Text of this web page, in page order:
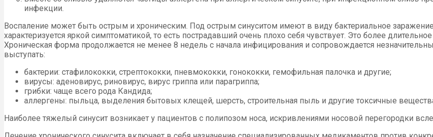
инфекции.
Воспаление может быть острым и хроническим. Под острым синуситом имеют в виду бактериальное
характеризуется яркой симптоматикой, то есть пострадавший очень плохо себя чувствует. Это более
Хроническая форма продолжается не менее 8 недель с начала инфицирования и сопровождается
выступать:
бактерии: стафилококки, стрептококки, пневмококки, гонококки, гемофильная палочка и другие;
вирусы: аденовирус, риновирус, вирус гриппа или парагриппа;
грибки: чаще всего рода Кандида;
аллергены: пыльца, выделения бытовых клещей, шерсть, строительная пыль и другие токсичные
Наиболее тяжелый синусит возникает у пациентов с полипозом носа, искривлениями носовой перегородки